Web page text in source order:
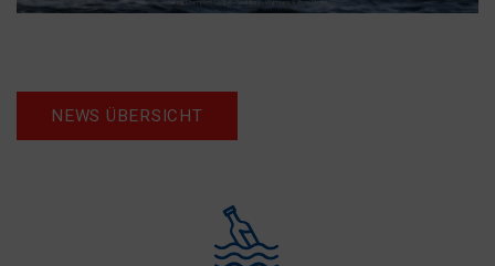
NEWS ÜBERSICHT